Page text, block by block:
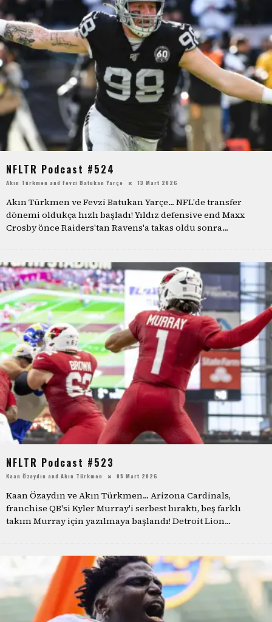
NFLTR Podcast #524
Akın Türkmen and Fevzi Batukan Yarçe 13 Mart 2026
Akın Türkmen ve Fevzi Batukan Yarçe... NFL'de transfer
dönemi oldukça hızlı başladı! Yıldız defensive end Maxx
Crosby önce Raiders'tan Ravens'a takas oldu sonra...
NFLTR Podcast #523
Kaan Özaydın and Akın Türkmen 05 Mart 2026
Kaan Özaydın ve Akın Türkmen... Arizona Cardinals,
franchise QB'si Kyler Murray'i serbest bıraktı, beş farklı
takım Murray için yazılmaya başlandı! Detroit Lion...